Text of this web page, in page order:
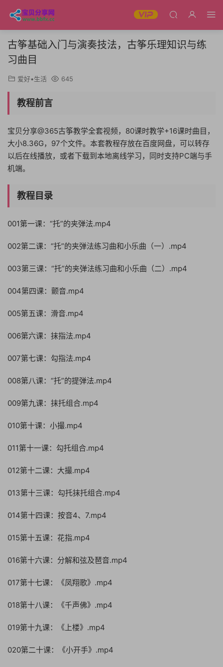
古筝基础入门与演奏技法，古筝乐理知识与练
习曲目
爱好•生活 645
教程前言
宝贝分享@365古筝教学全套视频，80课时教学+16课时曲目，
大小8.36G，97个文件。本套教程存放在百度网盘，可以转存
以后在线播放，或者下载到本地离线学习，同时支持PC端与手
机端。
教程目录
001第一课：“托”的夹弹法.mp4
002第二课：“托”的夹弹法练习曲和小乐曲（一）.mp4
003第三课：“托”的夹弹法练习曲和小乐曲（二）.mp4
004第四课：颤音.mp4
005第五课：滑音.mp4
006第六课：抹指法.mp4
007第七课：勾指法.mp4
008第八课：“托”的提弹法.mp4
009第九课：抹托组合.mp4
010第十课：小撮.mp4
011第十一课：勾托组合.mp4
012第十二课：大撮.mp4
013第十三课：勾托抹托组合.mp4
014第十四课：按音4、7.mp4
015第十五课：花指.mp4
016第十六课：分解和弦及琶音.mp4
017第十七课：《凤翔歌》.mp4
018第十八课：《千声佛》.mp4
019第十九课：《上楼》.mp4
020第二十课：《小开手》.mp4